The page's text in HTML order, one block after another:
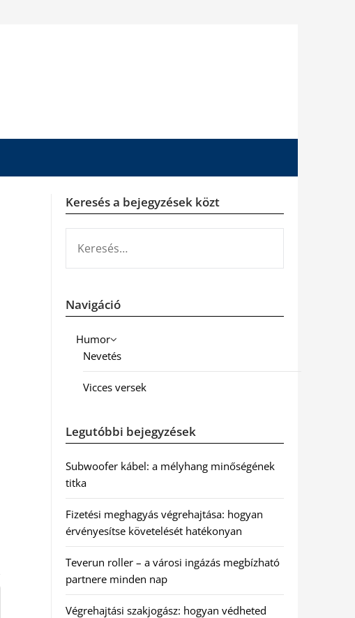
Keresés a bejegyzések közt
Navigáció
Humor
Nevetés
Vicces versek
Legutóbbi bejegyzések
Subwoofer kábel: a mélyhang minőségének
titka
Fizetési meghagyás végrehajtása: hogyan
érvényesítse követelését hatékonyan
Teverun roller – a városi ingázás megbízható
partnere minden nap
Végrehajtási szakjogász: hogyan védheted